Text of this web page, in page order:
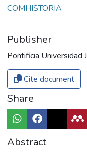
COMHISTORIA
Publisher
Pontificia Universidad
Cite document
Share
Abstract